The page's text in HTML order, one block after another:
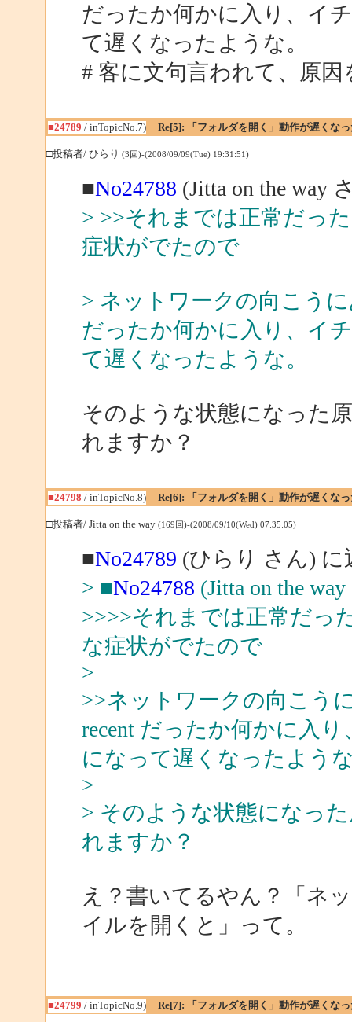
だったか何かに入り、イ
て遅くなったような。
# 客に文句言われて、原
■24789 / inTopicNo.7) Re[5]: 「フォルダを開く」動作が遅くなっ
□投稿者/ ひらり (3回)-(2008/09/09(Tue) 19:31:51)
■No24788 (Jitta on the way
> >>それまでは正常だっ
症状がでたので
> ネットワークの向こう
だったか何かに入り、イ
て遅くなったような。
そのような状態になった
れますか？
■24798 / inTopicNo.8) Re[6]: 「フォルダを開く」動作が遅くなっ
□投稿者/ Jitta on the way (169回)-(2008/09/10(Wed) 07:35:05)
■No24789 (ひらり さん) に
> ■No24788 (Jitta on the
>>>>それまでは正常だっ
な症状がでたので
>
>>ネットワークの向こう
recent だったか何かに入
になって遅くなったよう
>
> そのような状態になっ
れますか？
え？書いてるやん？「ネ
イルを開くと」って。
■24799 / inTopicNo.9) Re[7]: 「フォルダを開く」動作が遅くなっ